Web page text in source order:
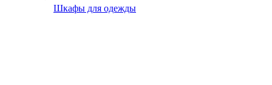
Шкафы для одежды